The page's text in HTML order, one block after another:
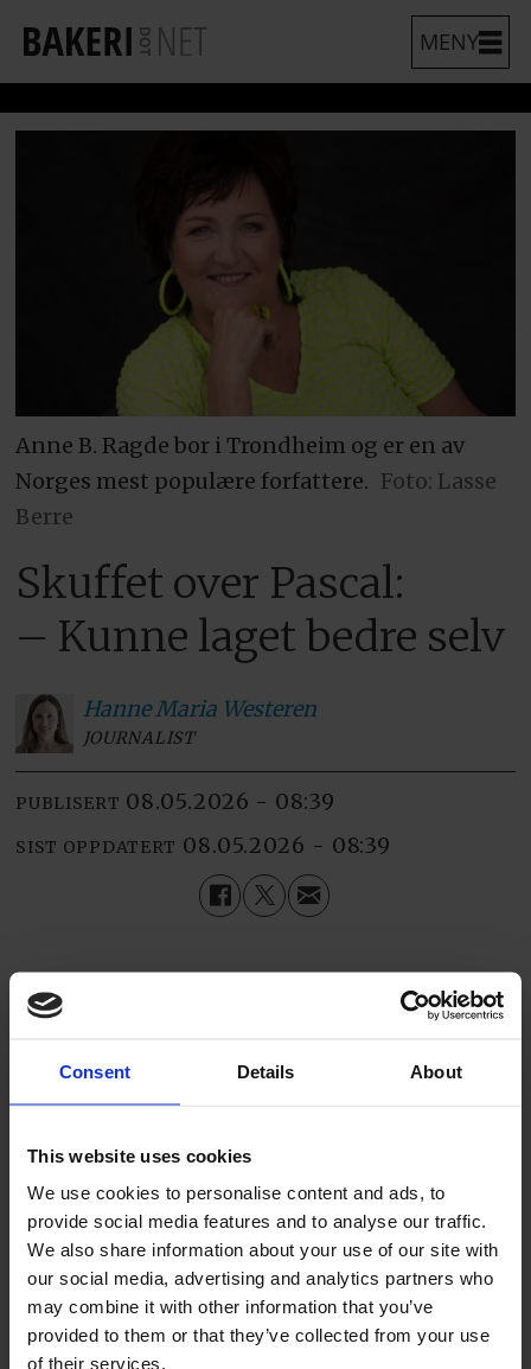
Consent Details About
This website uses cookies
We use cookies to personalise content and ads, to
provide social media features and to analyse our traffic.
We also share information about your use of our site with
our social media, advertising and analytics partners who
may combine it with other information that you’ve
provided to them or that they’ve collected from your use
of their services.
Anne B. Ragde bor i Trondheim og er en av
Norges mest populære forfattere. Foto: Lasse
Berre
Skuffet over Pascal:
– Kunne laget bedre selv
Hanne Maria Westeren
JOURNALIST
PUBLISERT 08.05.2026 - 08:39
SIST OPPDATERT 08.05.2026 - 08:39
Allerede abonnent? Logg inn her
For å fortsette å lese må du logge inn eller
kjøpe et abonnement.
Se våre tilbud